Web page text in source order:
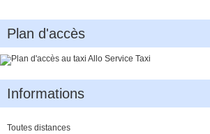
Plan d'accès
Informations
Toutes distances